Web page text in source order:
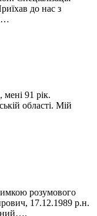
до нас з
91 рік.
області. Мій
розумового
17.12.1989 р.н.